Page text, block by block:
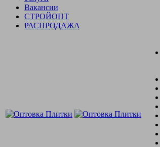
Вакансии
СТРОЙОПТ
РАСПРОДАЖА